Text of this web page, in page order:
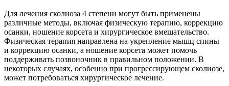
Для лечения сколиоза 4 степени могут быть применены
различные методы, включая физическую терапию, коррекцию
осанки, ношение корсета и хирургическое вмешательство.
Физическая терапия направлена на укрепление мышц спины
и коррекцию осанки, а ношение корсета может помочь
поддерживать позвоночник в правильном положении. В
некоторых случаях, особенно при прогрессирующем сколиозе,
может потребоваться хирургическое лечение.